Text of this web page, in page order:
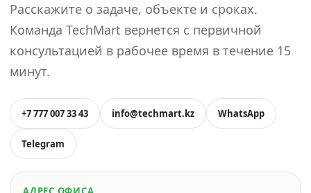
Расскажите о задаче, объекте и сроках.
Команда TechMart вернется с первичной
консультацией в рабочее время в течение 15
минут.
+7 777 007 33 43 info@techmart.kz WhatsApp
Telegram